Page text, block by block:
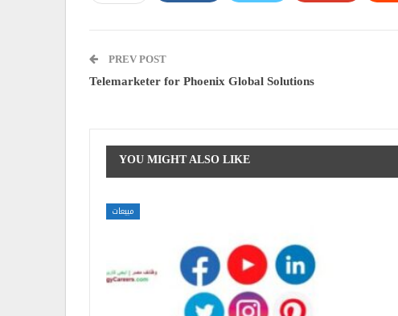
PREV POST
Telemarketer for Phoenix Global Solutions
YOU MIGHT ALSO LIKE
مبيعات